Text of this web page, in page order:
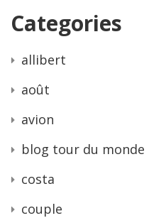
Categories
allibert
août
avion
blog tour du monde
costa
couple